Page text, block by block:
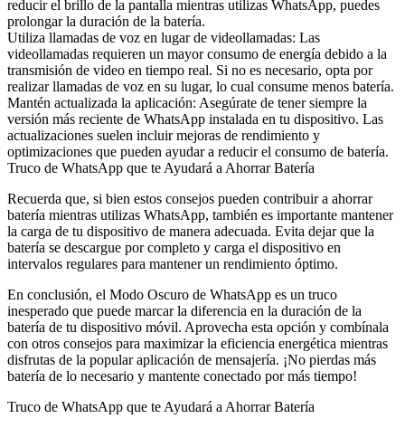
reducir el brillo de la pantalla mientras utilizas WhatsApp, puedes
prolongar la duración de la batería.
Utiliza llamadas de voz en lugar de videollamadas: Las
videollamadas requieren un mayor consumo de energía debido a la
transmisión de video en tiempo real. Si no es necesario, opta por
realizar llamadas de voz en su lugar, lo cual consume menos batería.
Mantén actualizada la aplicación: Asegúrate de tener siempre la
versión más reciente de WhatsApp instalada en tu dispositivo. Las
actualizaciones suelen incluir mejoras de rendimiento y
optimizaciones que pueden ayudar a reducir el consumo de batería.
Truco de WhatsApp que te Ayudará a Ahorrar Batería
Recuerda que, si bien estos consejos pueden contribuir a ahorrar
batería mientras utilizas WhatsApp, también es importante mantener
la carga de tu dispositivo de manera adecuada. Evita dejar que la
batería se descargue por completo y carga el dispositivo en
intervalos regulares para mantener un rendimiento óptimo.
En conclusión, el Modo Oscuro de WhatsApp es un truco
inesperado que puede marcar la diferencia en la duración de la
batería de tu dispositivo móvil. Aprovecha esta opción y combínala
con otros consejos para maximizar la eficiencia energética mientras
disfrutas de la popular aplicación de mensajería. ¡No pierdas más
batería de lo necesario y mantente conectado por más tiempo!
Truco de WhatsApp que te Ayudará a Ahorrar Batería